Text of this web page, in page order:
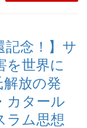
記念！】サ
を世界に
放の発
カタール
ラム思想